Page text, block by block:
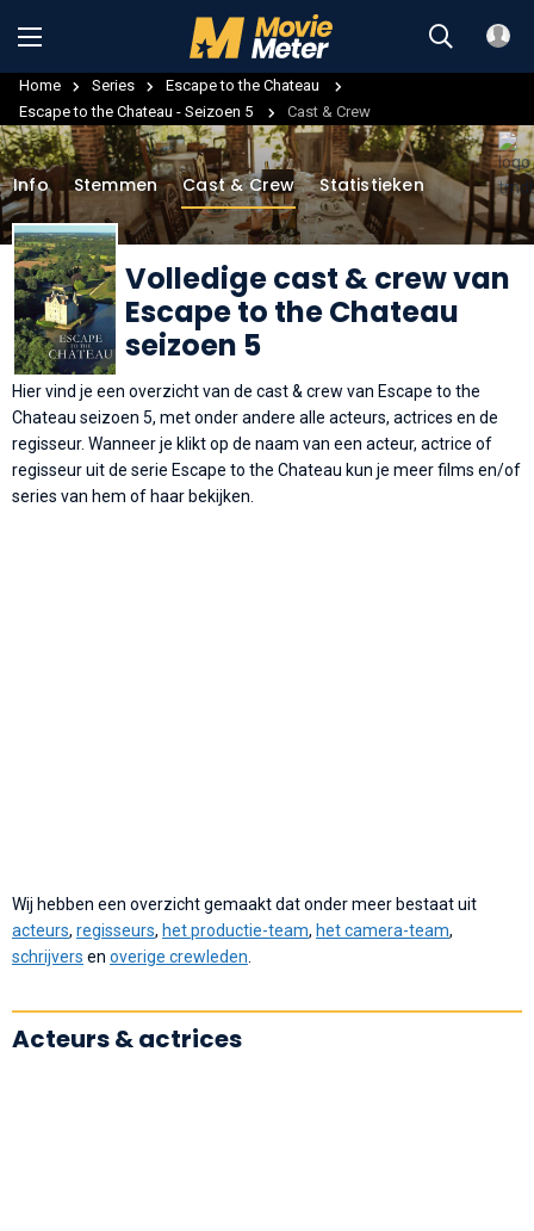
Home Series
Escape to the Chateau
Escape to the Chateau - Seizoen 5
Cast & Crew
Volledige cast & crew van
Escape to the Chateau
seizoen 5
Info Stemmen Cast & Crew Statistieken
Hier vind je een overzicht van de cast & crew van Escape to the
Chateau seizoen 5, met onder andere alle acteurs, actrices en de
regisseur. Wanneer je klikt op de naam van een acteur, actrice of
regisseur uit de serie Escape to the Chateau kun je meer films en/of
series van hem of haar bekijken.
Wij hebben een overzicht gemaakt dat onder meer bestaat uit
acteurs, regisseurs, het productie-team, het camera-team,
schrijvers en overige crewleden
Acteurs & actrices